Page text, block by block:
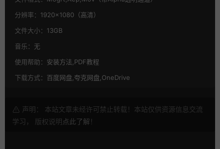
分辨率： 1920×1080（高清）
文件大小： 13GB
音乐： 无
使用帮助： 安装方法,PDF教程
下载方式： 百度网盘,夸克网盘,OneDrive
声明： 本站文章未经许可禁止转载！本站仅供资源信息交流
学习， 版权说明点此了解 ！